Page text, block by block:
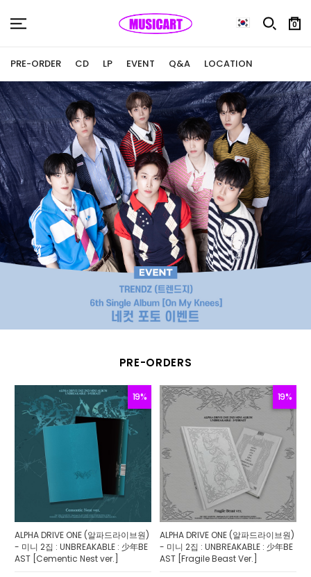
0
PRE-ORDER CD LP EVENT Q&A LOCATION
PRE-ORDERS
19%
ALPHA DRIVE ONE (알파드라이브원)
- 미니 2집 : UNBREAKABLE : 少年BE
AST [Cementic Nest ver.]
19%
ALPHA DRIVE ONE (알파드라이브원)
- 미니 2집 : UNBREAKABLE : 少年BE
AST [Fragile Beast Ver.]